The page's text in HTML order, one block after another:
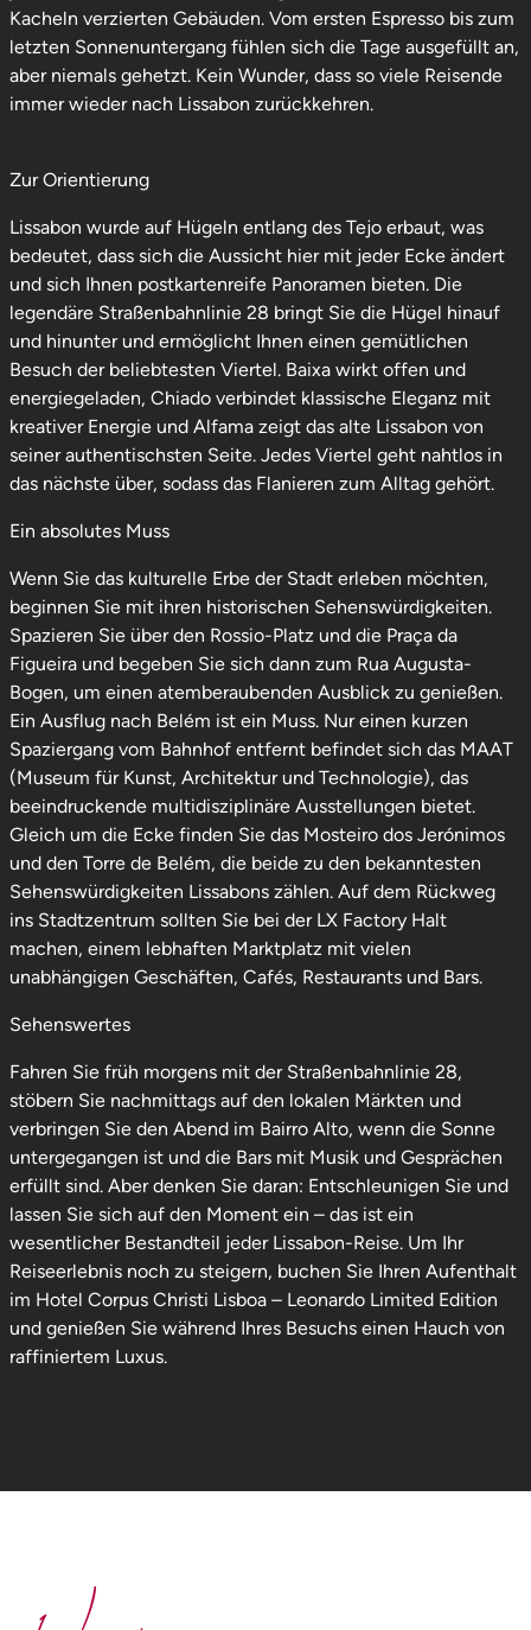
Kacheln verzierten Gebäuden. Vom ersten Espresso bis zum
letzten Sonnenuntergang fühlen sich die Tage ausgefüllt an,
aber niemals gehetzt. Kein Wunder, dass so viele Reisende
immer wieder nach Lissabon zurückkehren.
Zur Orientierung
Lissabon wurde auf Hügeln entlang des Tejo erbaut, was
bedeutet, dass sich die Aussicht hier mit jeder Ecke ändert
und sich Ihnen postkartenreife Panoramen bieten. Die
legendäre Straßenbahnlinie 28 bringt Sie die Hügel hinauf
und hinunter und ermöglicht Ihnen einen gemütlichen
Besuch der beliebtesten Viertel. Baixa wirkt offen und
energiegeladen, Chiado verbindet klassische Eleganz mit
kreativer Energie und Alfama zeigt das alte Lissabon von
seiner authentischsten Seite. Jedes Viertel geht nahtlos in
das nächste über, sodass das Flanieren zum Alltag gehört.
Ein absolutes Muss
Wenn Sie das kulturelle Erbe der Stadt erleben möchten,
beginnen Sie mit ihren historischen Sehenswürdigkeiten.
Spazieren Sie über den Rossio-Platz und die Praça da
Figueira und begeben Sie sich dann zum Rua Augusta-
Bogen, um einen atemberaubenden Ausblick zu genießen.
Ein Ausflug nach Belém ist ein Muss. Nur einen kurzen
Spaziergang vom Bahnhof entfernt befindet sich das MAAT
(Museum für Kunst, Architektur und Technologie), das
beeindruckende multidisziplinäre Ausstellungen bietet.
Gleich um die Ecke finden Sie das Mosteiro dos Jerónimos
und den Torre de Belém, die beide zu den bekanntesten
Sehenswürdigkeiten Lissabons zählen. Auf dem Rückweg
ins Stadtzentrum sollten Sie bei der LX Factory Halt
machen, einem lebhaften Marktplatz mit vielen
unabhängigen Geschäften, Cafés, Restaurants und Bars.
Sehenswertes
Fahren Sie früh morgens mit der Straßenbahnlinie 28,
stöbern Sie nachmittags auf den lokalen Märkten und
verbringen Sie den Abend im Bairro Alto, wenn die Sonne
untergegangen ist und die Bars mit Musik und Gesprächen
erfüllt sind. Aber denken Sie daran: Entschleunigen Sie und
lassen Sie sich auf den Moment ein – das ist ein
wesentlicher Bestandteil jeder Lissabon-Reise. Um Ihr
Reiseerlebnis noch zu steigern, buchen Sie Ihren Aufenthalt
im Hotel Corpus Christi Lisboa – Leonardo Limited Edition
und genießen Sie während Ihres Besuchs einen Hauch von
raffiniertem Luxus.